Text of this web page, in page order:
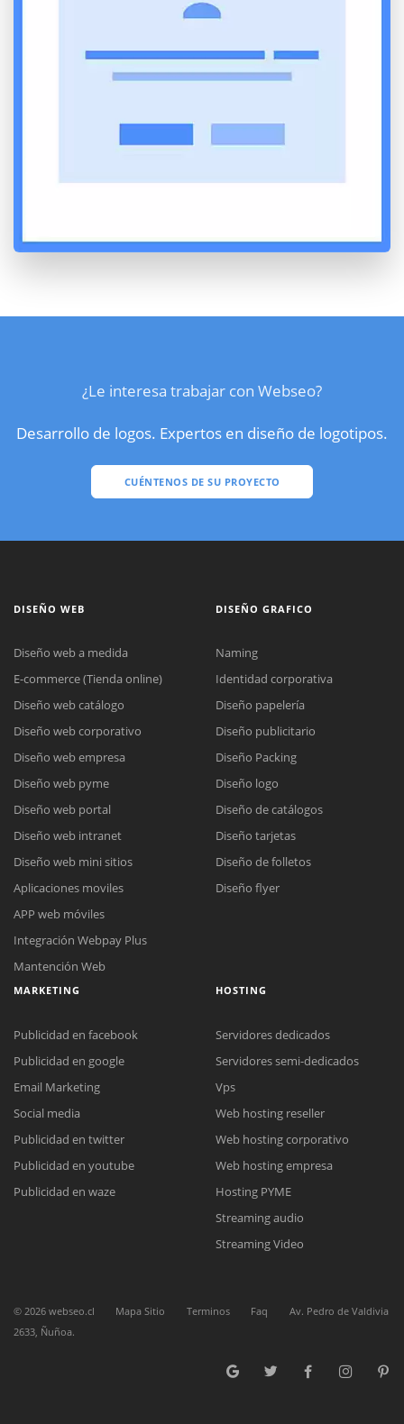
¿Le interesa trabajar con Webseo?
Desarrollo de logos. Expertos en diseño de logotipos.
CUÉNTENOS DE SU PROYECTO
Reunión online
Nuestros ejecutivos le enviarán un correo electrónico con el enlace a
Cotización
Complete el formulario y nos contactaremos a la brevedad.
Chat Online
Todos nuestros ejecutivos están fuera de línea. Complete el formulario
para enviarnos un correo electrónico con sus datos personales.
DISEÑO WEB
Diseño web a medida
E-commerce (Tienda online)
Diseño web catálogo
Diseño web corporativo
Diseño web empresa
Diseño web pyme
Diseño web portal
Diseño web intranet
Diseño web mini sitios
Aplicaciones moviles
APP web móviles
Integración Webpay Plus
Mantención Web
DISEÑO GRAFICO
Naming
Identidad corporativa
Diseño papelería
Diseño publicitario
Diseño Packing
Diseño logo
Diseño de catálogos
Diseño tarjetas
Diseño de folletos
Diseño flyer
MARKETING
Publicidad en facebook
Publicidad en google
Email Marketing
Social media
Publicidad en twitter
Publicidad en youtube
Publicidad en waze
HOSTING
Servidores dedicados
Servidores semi-dedicados
Vps
Web hosting reseller
Web hosting corporativo
Web hosting empresa
Hosting PYME
Streaming audio
Streaming Video
© 2026 webseo.cl Mapa Sitio Terminos Faq
Av. Pedro de Valdivia
2633, Ñuñoa.